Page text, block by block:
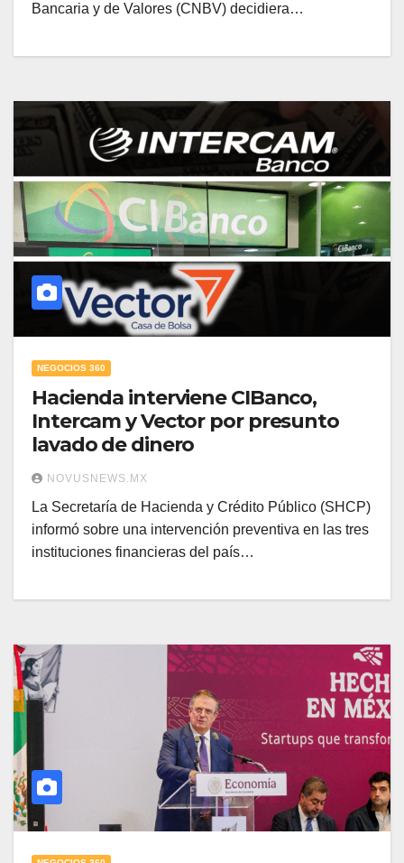
Bancaria y de Valores (CNBV) decidiera…
NEGOCIOS 360
Hacienda interviene CIBanco,
Intercam y Vector por presunto
lavado de dinero
NOVUSNEWS.MX
La Secretaría de Hacienda y Crédito Público (SHCP)
informó sobre una intervención preventiva en las tres
instituciones financieras del país…